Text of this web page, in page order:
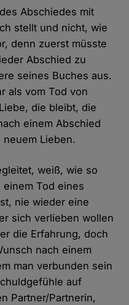
Abschiedes mit
stellt und nicht, wie
denn zuerst müsste
Abschied zu
seines Buches aus.
als vom Tod von
die bleibt, die
einem Abschied
Lieben.
weiß, wie so
einem Tod eines
nie wieder eine
sich verlieben wollen
die Erfahrung, doch
nach einem
man verbunden sein
auf
Partner/Partnerin,